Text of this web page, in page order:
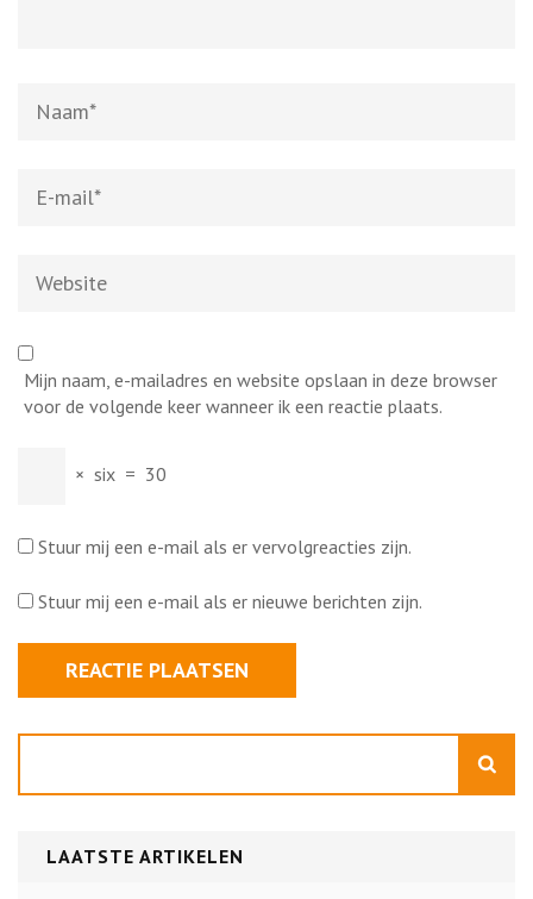
mail*
Mijn naam, e-mailadres en website opslaan in deze browser
voor de volgende keer wanneer ik een reactie plaats.
× six = 30
Stuur mij een e-mail als er vervolgreacties zijn.
Stuur mij een e-mail als er nieuwe berichten zijn.
LAATSTE ARTIKELEN